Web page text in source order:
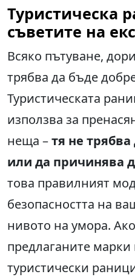
Туристическа
съветите на
Всяко пътуване,
трябва да бъде
Туристическата
използва за
неща –тя не
или да причинява
това правилният
безопасността на
нивото на умора.
предлаганите
туристически